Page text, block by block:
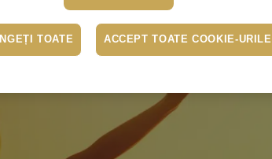
TOATE ACCEPT TOATE COOKIE-URILE